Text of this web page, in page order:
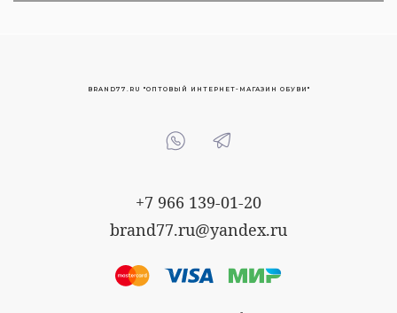
+7 966 139-01-20
brand77.ru@yandex.ru
BRAND77.RU "ОПТОВЫЙ ИНТЕРНЕТ-МАГАЗИН ОБУВИ"